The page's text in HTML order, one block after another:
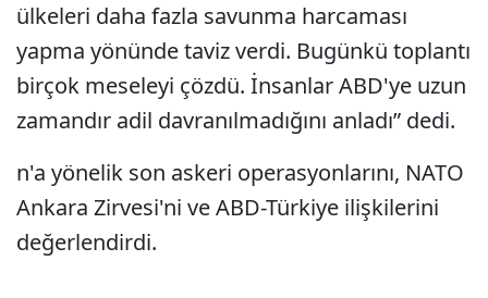
ülkeleri daha fazla savunma harcaması
yapma yönünde taviz verdi. Bugünkü toplantı
birçok meseleyi çözdü. İnsanlar ABD'ye uzun
zamandır adil davranılmadığını anladı” dedi.
n'a yönelik son askeri operasyonlarını, NATO
Ankara Zirvesi'ni ve ABD-Türkiye ilişkilerini
değerlendirdi.